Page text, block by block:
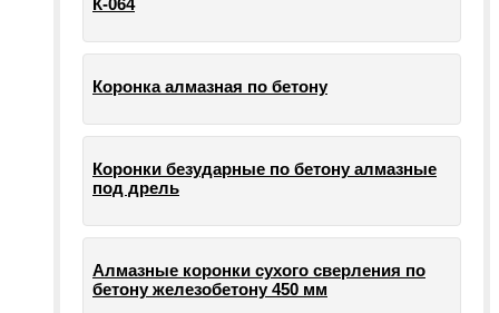
К-064
Коронка алмазная по бетону
Коронки безударные по бетону алмазные
под дрель
Алмазные коронки сухого сверления по
бетону железобетону 450 мм